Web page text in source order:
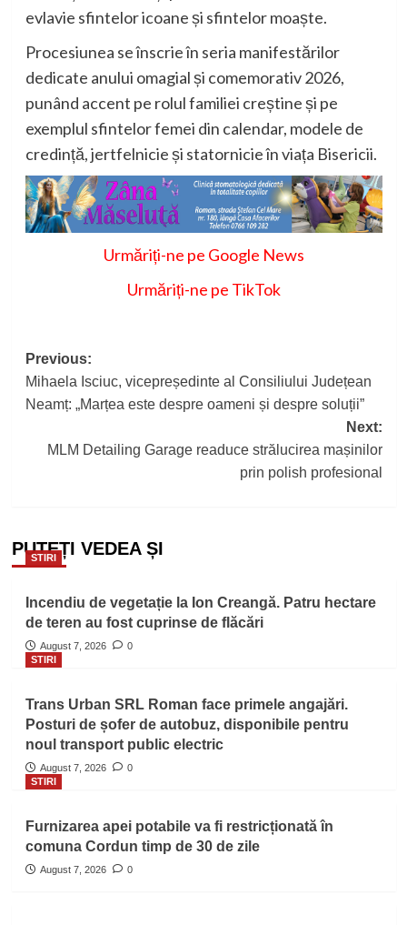
evlavie sfintelor icoane și sfintelor moaște.
Procesiunea se înscrie în seria manifestărilor
dedicate anului omagial și comemorativ 2026,
punând accent pe rolul familiei creștine și pe
exemplul sfintelor femei din calendar, modele de
credință, jertfelnicie și statornicie în viața Bisericii.
Urmăriți-ne pe Google News
Urmăriți-ne pe TikTok
Post
navigation
Previous:
Mihaela Isciuc, vicepreședinte al Consiliului Județean
Neamț: „Marțea este despre oameni și despre soluții”
Next:
MLM Detailing Garage readuce strălucirea mașinilor
prin polish profesional
PUTEȚI VEDEA ȘI
STIRI
Incendiu de vegetație la Ion Creangă. Patru hectare
de teren au fost cuprinse de flăcări
August 7, 2026
0
STIRI
Trans Urban SRL Roman face primele angajări.
Posturi de șofer de autobuz, disponibile pentru
noul transport public electric
August 7, 2026
0
STIRI
Furnizarea apei potabile va fi restricționată în
comuna Cordun timp de 30 de zile
August 7, 2026 0